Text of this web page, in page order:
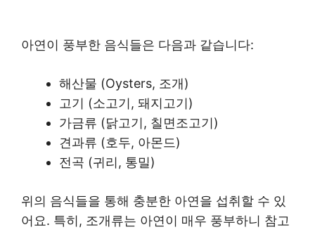
아연이 풍부한 음식들은 다음과 같습니다:
해산물 (Oysters, 조개)
고기 (소고기, 돼지고기)
가금류 (닭고기, 칠면조고기)
견과류 (호두, 아몬드)
전곡 (귀리, 통밀)
위의 음식들을 통해 충분한 아연을 섭취할 수 있
어요. 특히, 조개류는 아연이 매우 풍부하니 참고